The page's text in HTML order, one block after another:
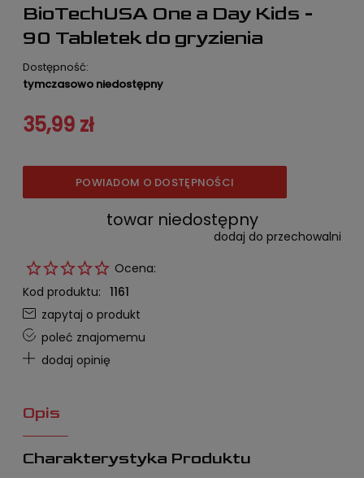
BioTechUSA One a Day Kids -
90 Tabletek do gryzienia
Dostępność:
tymczasowo niedostępny
35,99 zł
POWIADOM O DOSTĘPNOŚCI
towar niedostępny
dodaj do przechowalni
Ocena:
Kod produktu: 1161
zapytaj o produkt
poleć znajomemu
dodaj opinię
Opis
Charakterystyka Produktu